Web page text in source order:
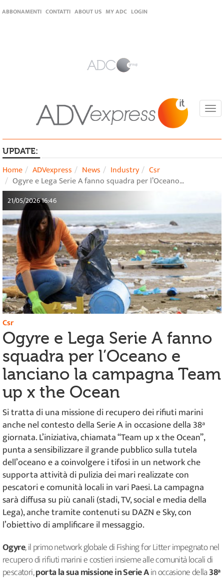
ABBONAMENTI CONTATTI ABOUT US MY ADC LOGIN
UPDATE:
Home ADVexpress News Industry
Csr
Ogyre e Lega Serie A fanno squadra per l’Oceano…
21/05/2026 16:46
Csr
Ogyre e Lega Serie A fanno
squadra per l’Oceano e
lanciano la campagna Team
up x the Ocean
Si tratta di una missione di recupero dei rifiuti marini
anche nel contesto della Serie A in occasione della 38ª
giornata. L’iniziativa, chiamata “Team up x the Ocean”,
punta a sensibilizzare il grande pubblico sulla tutela
dell’oceano e a coinvolgere i tifosi in un network che
supporta attività di pulizia dei mari realizzate con
pescatori e comunità locali in vari Paesi. La campagna
sarà diffusa su più canali (stadi, TV, social e media della
Lega), anche tramite contenuti su DAZN e Sky, con
l’obiettivo di amplificare il messaggio.
Ogyre, il primo network globale di Fishing for Litter impegnato nel
recupero di rifiuti marini e costieri insieme alle comunità locali di
pescatori,porta la sua missione in Serie Ain occasione della38ª